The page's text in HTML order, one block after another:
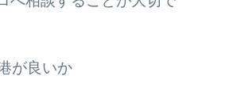
が良いか